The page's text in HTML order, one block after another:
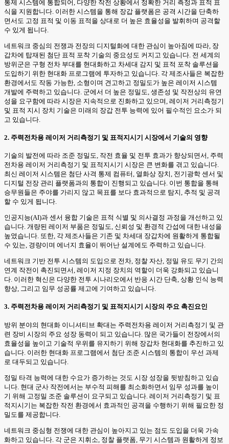
통제 시스템에 통합되어, 다양한 작전 상황에서 정확한 거리 측정과 표적 표
식을 지원합니다. 이러한 시스템을 통해 장갑 플랫폼은 공격 시간을 단축하
면서도 고정 표적 및 이동 표적을 상대로 더 높은 효율성을 발휘하며 공격할
수 있게 됩니다.
네트워크 중심의 전쟁과 전장의 디지털화에 대한 관심이 높아짐에 따라, 장
갑차에 탑재된 첨단 표적 포착 기술의 중요성도 커지고 있습니다. 전 세계의
방위군은 구형 전차 부대를 현대화하고 차세대 감지 및 표적 포착 솔루션을
도입하기 위한 현대화 프로그램에 투자하고 있습니다. 각 제조사들은 복잡한
환경에서도 작동 가능한, 소형이며 견고하고 정밀도가 높은 레이저 시스템
개발에 주력하고 있습니다. 군에서 더 높은 정밀도, 생존성 및 작전상의 유연
성을 요구함에 따라 시장은 지속적으로 진화하고 있으며, 레이저 거리측정기
및 표적 지시 장치 기술은 미래의 장갑 전투 능력에 있어 필수적인 요소가 되
고 있습니다.
2. 주력전차용 레이저 거리측정기 및 표적지시기 시장에서 기술의 영향
기술의 발전에 따라 조준 정밀도, 작전 효율 및 전투 효과가 향상되면서, 주력
전차용 레이저 거리측정기 및 표적지시기 시장은 큰 변화를 겪고 있습니다.
최신 레이저 시스템은 첨단 사격 통제 컴퓨터, 열화상 장치, 전기광학 센서 및
디지털 전장 관리 플랫폼과의 통합이 진행되고 있습니다. 이번 통합을 통해
승무원들은 주야를 가리지 않고 목표를 보다 효과적으로 탐지, 추적 및 공격
할 수 있게 됩니다.
인공지능(AI)과 센서 융합 기술은 표적 식별 및 의사결정 과정을 개선하고 있
습니다. 개량된 레이저 부품은 정밀도, 신뢰성 및 환경적 간섭에 대한 내성을
높였습니다. 또한, 각 제조사들은 기존 및 차세대 장갑차에 원활하게 통합될
수 있는, 경량이며 에너지 효율이 뛰어난 설계에도 주력하고 있습니다.
네트워크 기반 전투 시스템의 도입으로 전차, 정찰 자산, 정밀 유도 무기 간의
연계 작전이 촉진되면서, 레이저 지정 장치의 역할이 더욱 강화되고 있습니
다. 이러한 혁신은 다양한 전투 시나리오에서 반응 시간 단축, 상황 인식 능력
향상, 그리고 임무 성공률 제고에 기여하고 있습니다.
3. 주력전차용 레이저 거리측정기 및 표적지시기 시장의 주요 촉진요인
방위 분야의 현대화 이니셔티브 확대는 주력전차용 레이저 거리측정기 및 관
련 장비 시장의 주요 성장 동력이 되고 있습니다. 많은 국가들이 전장에서의
효율성을 높이고 기술적 우위를 유지하기 위해 장갑차 현대화를 추진하고 있
습니다. 이러한 현대화 프로그램에서 첨단 조준 시스템의 통합이 우선 과제
로 대두되고 있습니다.
정밀 타격 능력에 대한 수요가 증가하는 것도 시장 성장을 뒷받침하고 있습
니다. 현대 군사 작전에서는 부수적 피해를 최소화하면서 임무 성과를 높이
기 위해 고정밀 조준 솔루션이 요구되고 있습니다. 레이저 거리측정기 및 표
적지시기는 복잡한 작전 환경에서 효과적인 공격을 수행하기 위해 필요한 정
밀도를 제공합니다.
네트워크 중심형 전쟁에 대한 관심이 높아지고 있는 점도 도입을 더욱 가속
화하고 있습니다. 각 군은 지휘소, 정찰 플랫폼, 무기 시스템과 원활하게 정보